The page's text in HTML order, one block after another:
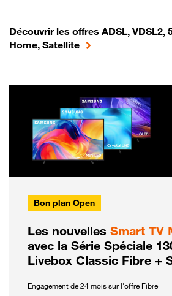
Découvrir les offres ADSL, VDSL2,
Home, Satellite
Bon plan Open
Les nouvelles Smart TV
avec la Série Spéciale
Livebox Classic Fibre +
Engagement de 24 mois sur l'offre Fibre